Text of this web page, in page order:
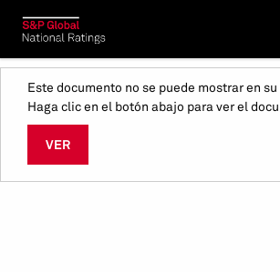
Este documento no se puede mostrar en
Haga clic en el botón abajo para ver el
VER